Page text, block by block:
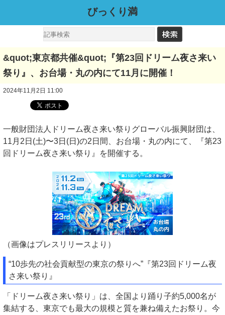
びっくり満
&quot;東京都共催&quot;『第23回ドリーム夜さ来い
祭り』、お台場・丸の内にて11月に開催！
2024年11月2日 11:00
一般財団法人ドリーム夜さ来い祭りグローバル振興財団は、
11月2日(土)〜3日(日)の2日間、お台場・丸の内にて、『第23
回ドリーム夜さ来い祭り』を開催する。
（画像はプレスリリースより）
“10歩先の社会貢献型の東京の祭りへ”『第23回ドリーム夜
さ来い祭り』
「ドリーム夜さ来い祭り」は、全国より踊り子約5,000名が
集結する、東京でも最大の規模と質を兼ね備えたお祭り。今